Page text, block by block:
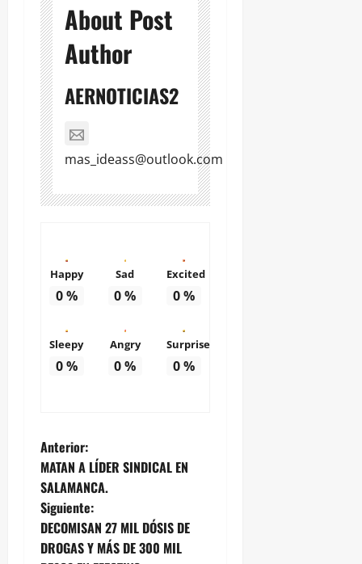
About Post
Author
AERNOTICIAS2
mas_ideass@outlook.com
Happy
0%
Sad
0%
Excited
0%
Sleepy
0%
Angry
0%
Surprise
0%
N
a
v
e
Anterior:
MATAN A LÍDER SINDICAL EN
SALAMANCA.
Siguiente:
DECOMISAN 27 MIL DÓSIS DE
DROGAS Y MÁS DE 300 MIL